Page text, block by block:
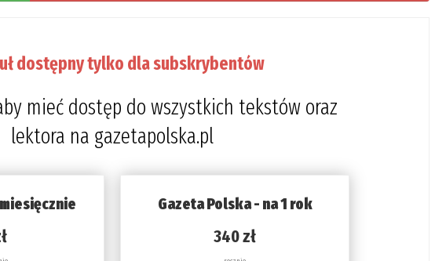
dostępny tylko dla subskrybentów
mieć dostęp do wszystkich tekstów oraz
lektora na gazetapolska.pl
Gazeta Polska - na 1 rok
340 zł